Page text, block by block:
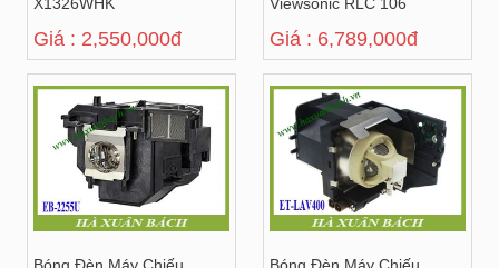
Giá : 2,550,000đ Giá : 6,789,000đ
Bóng Đèn Máy Chiếu
Bóng Đèn Máy Chiếu